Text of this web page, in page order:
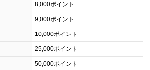
8,000ポイント
9,000ポイント
10,000ポイント
25,000ポイント
50,000ポイント